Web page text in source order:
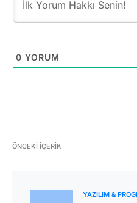
0 YORUM
ÖNCEKI İÇERIK
YAZILIM &